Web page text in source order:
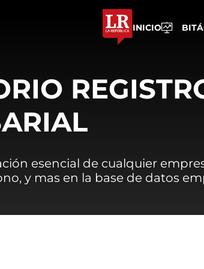
INICIO
esencial de cualquier
y mas en la base de datos